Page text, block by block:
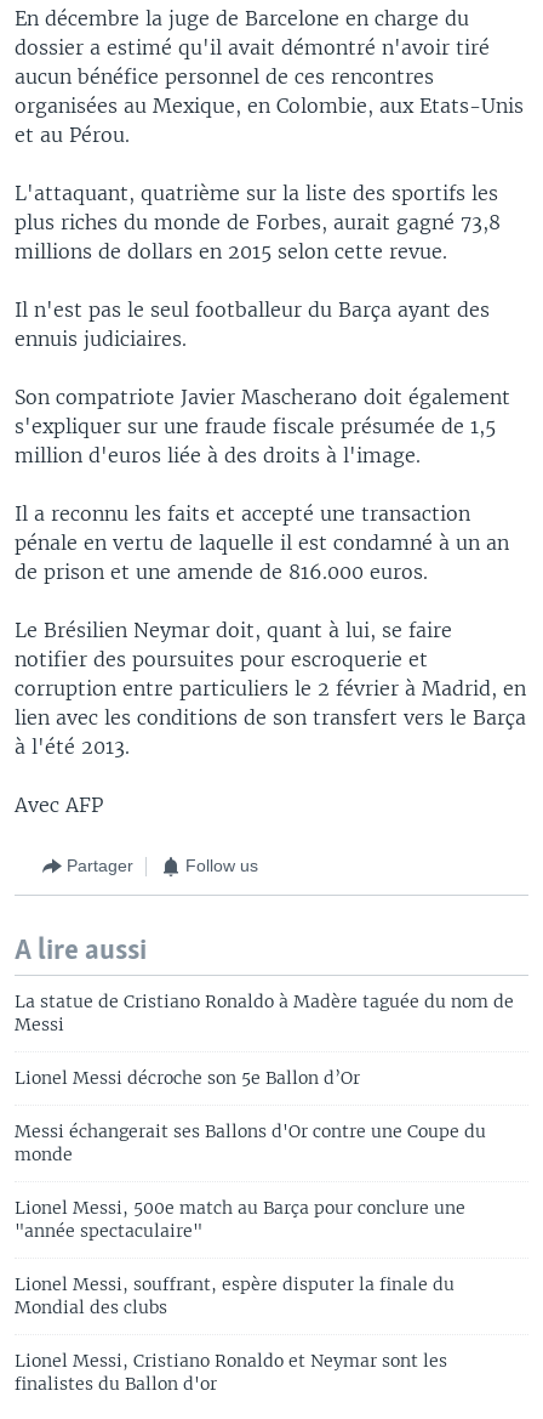
En décembre la juge de Barcelone en charge du
dossier a estimé qu'il avait démontré n'avoir tiré
aucun bénéfice personnel de ces rencontres
organisées au Mexique, en Colombie, aux Etats-Unis
et au Pérou.
L'attaquant, quatrième sur la liste des sportifs les
plus riches du monde de Forbes, aurait gagné 73,8
millions de dollars en 2015 selon cette revue.
Il n'est pas le seul footballeur du Barça ayant des
ennuis judiciaires.
Son compatriote Javier Mascherano doit également
s'expliquer sur une fraude fiscale présumée de 1,5
million d'euros liée à des droits à l'image.
Il a reconnu les faits et accepté une transaction
pénale en vertu de laquelle il est condamné à un an
de prison et une amende de 816.000 euros.
Le Brésilien Neymar doit, quant à lui, se faire
notifier des poursuites pour escroquerie et
corruption entre particuliers le 2 février à Madrid, en
lien avec les conditions de son transfert vers le Barça
à l'été 2013.
Avec AFP
Partager Follow us
A lire aussi
La statue de Cristiano Ronaldo à Madère taguée du nom de
Messi
Lionel Messi décroche son 5e Ballon d’Or
Messi échangerait ses Ballons d'Or contre une Coupe du
monde
Lionel Messi, 500e match au Barça pour conclure une
"année spectaculaire"
Lionel Messi, souffrant, espère disputer la finale du
Mondial des clubs
Lionel Messi, Cristiano Ronaldo et Neymar sont les
finalistes du Ballon d'or